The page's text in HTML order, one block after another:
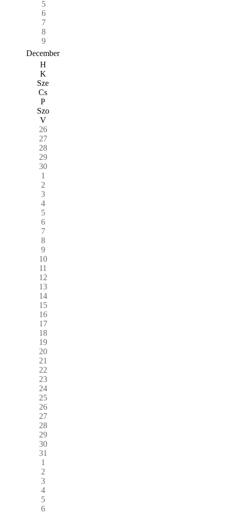
5
6
7
8
9
December
H
K
Sze
Cs
P
Szo
V
26
27
28
29
30
1
2
3
4
5
6
7
8
9
10
11
12
13
14
15
16
17
18
19
20
21
22
23
24
25
26
27
28
29
30
31
1
2
3
4
5
6